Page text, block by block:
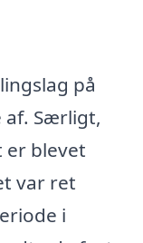
på
af. Særligt,
er blevet
var ret
i